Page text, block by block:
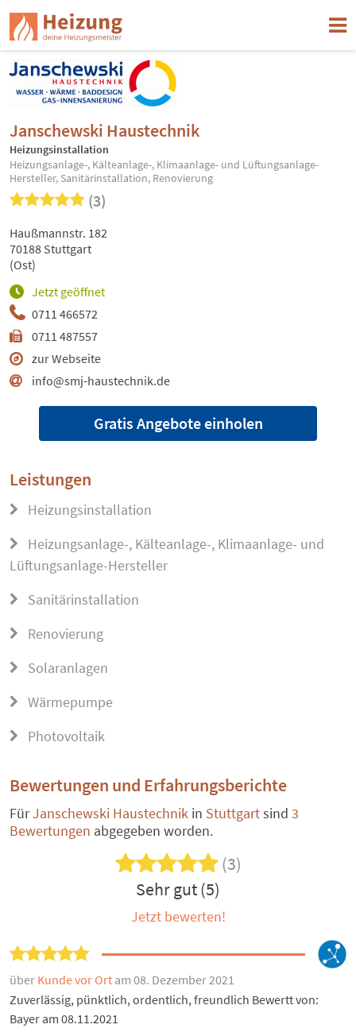
Janschewski Haustechnik
Heizungsinstallation
Heizungsanlage-, Kälteanlage-, Klimaanlage- und Lüftungsanlage-
Hersteller, Sanitärinstallation, Renovierung
(3)
0711 466572
0711 487557
zur Webseite
info@smj-haustechnik.de
Jetzt geöffnet
Haußmannstr. 182
70188 Stuttgart
(Ost)
Gratis Angebote einholen
Leistungen
Heizungsinstallation
Heizungsanlage-, Kälteanlage-, Klimaanlage- und
Lüftungsanlage-Hersteller
Sanitärinstallation
Renovierung
Solaranlagen
Wärmepumpe
Photovoltaik
Bewertungen und Erfahrungsberichte
FürJanschewski Haustechnik in Stuttgartsind 3
Bewertungen abgegeben worden.
(3)
Sehr gut (5)
Jetzt bewerten!
über Kunde vor Ort am 08. Dezember 2021
Zuverlässig, pünktlich, ordentlich, freundlich Bewertt von:
Bayer am 08.11.2021